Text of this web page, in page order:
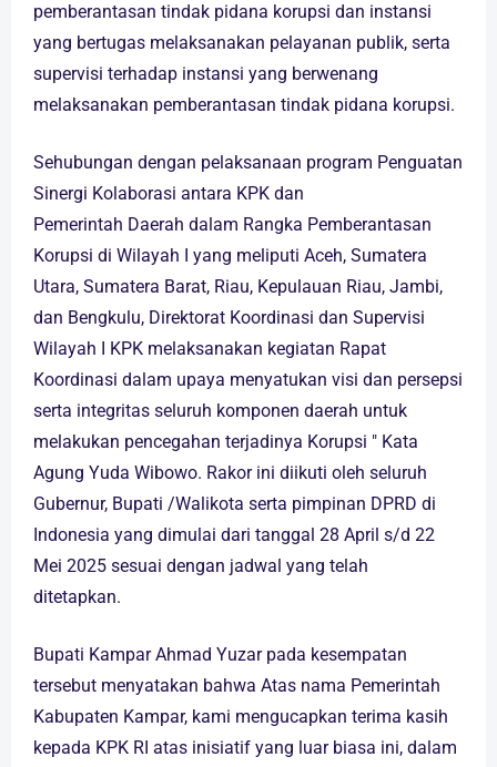
pemberantasan tindak pidana korupsi dan instansi
yang bertugas melaksanakan pelayanan publik, serta
supervisi terhadap instansi yang berwenang
melaksanakan pemberantasan tindak pidana korupsi.
Sehubungan dengan pelaksanaan program Penguatan
Sinergi Kolaborasi antara KPK dan
Pemerintah Daerah dalam Rangka Pemberantasan
Korupsi di Wilayah I yang meliputi Aceh, Sumatera
Utara, Sumatera Barat, Riau, Kepulauan Riau, Jambi,
dan Bengkulu, Direktorat Koordinasi dan Supervisi
Wilayah I KPK melaksanakan kegiatan Rapat
Koordinasi dalam upaya menyatukan visi dan persepsi
serta integritas seluruh komponen daerah untuk
melakukan pencegahan terjadinya Korupsi " Kata
Agung Yuda Wibowo. Rakor ini diikuti oleh seluruh
Gubernur, Bupati /Walikota serta pimpinan DPRD di
Indonesia yang dimulai dari tanggal 28 April s/d 22
Mei 2025 sesuai dengan jadwal yang telah
ditetapkan.
Bupati Kampar Ahmad Yuzar pada kesempatan
tersebut menyatakan bahwa Atas nama Pemerintah
Kabupaten Kampar, kami mengucapkan terima kasih
kepada KPK RI atas inisiatif yang luar biasa ini, dalam